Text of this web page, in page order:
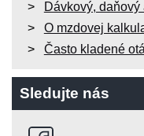
Dávkový,
O mzdovej
Často kladené
Sledujte nás